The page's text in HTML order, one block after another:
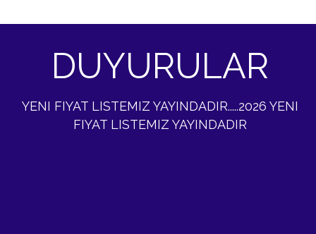
DUYURULAR
YENI FIYAT LISTEMIZ YAYINDADIR.....2026 YENI
FIYAT LISTEMIZ YAYINDADIR